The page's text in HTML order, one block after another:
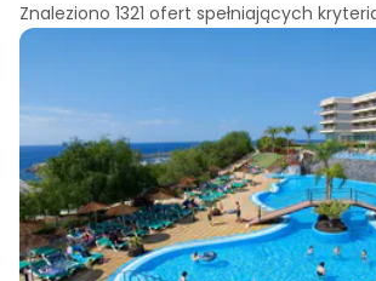
Znaleziono 1321 ofert spełniających